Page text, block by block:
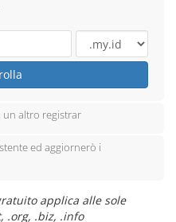
un altro registrar
ed aggiornerò i
applica alle sole
.org, .biz, .info